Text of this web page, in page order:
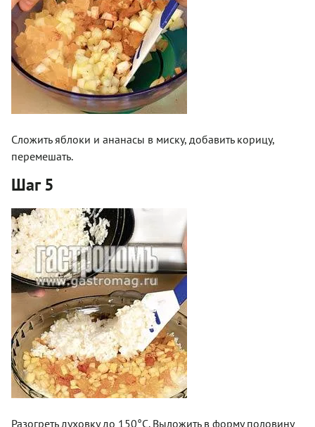
Сложить яблоки и ананасы в миску, добавить корицу,
перемешать.
Шаг 5
Разогреть духовку до 150°С. Выложить в форму половину